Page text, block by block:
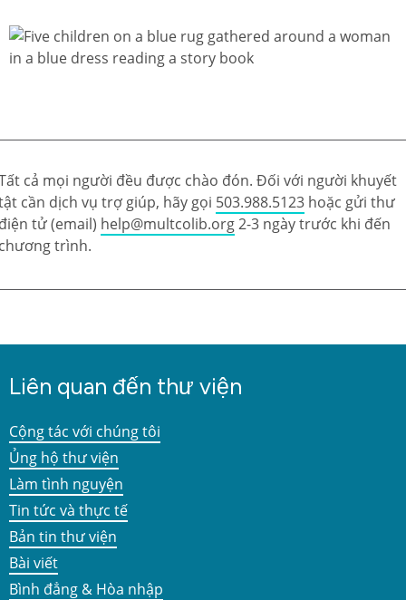
cả mọi người đều được chào đón. Đối với người khuyết
cần dịch vụ trợ giúp, hãy gọi 503.988.5123 hoặc gửi thư
tử (email) help@multcolib.org2-3 ngày trước khi đến
trình.
Liên quan đến thư viện
Cộng tác với chúng tôi
Ủng hộ thư viện
Làm tình nguyện
Tin tức và thực tế
Bản tin thư viện
Bài viết
Bình đẳng & Hòa nhập